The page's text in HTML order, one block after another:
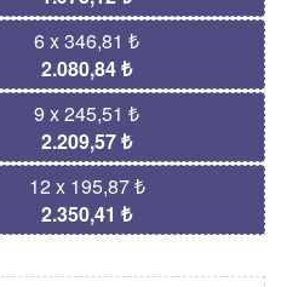
6 x 346,81 ₺
2.080,84 ₺
9 x 245,51 ₺
2.209,57 ₺
12 x 195,87 ₺
2.350,41 ₺